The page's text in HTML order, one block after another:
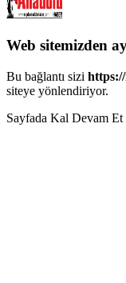
Web sitemizden
Bu bağlantı sizi
siteye yönlendiriyor.
Sayfada Kal Devam Et